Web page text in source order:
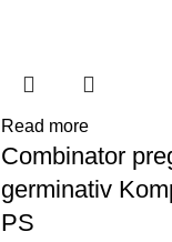
Read more
Combinator
germinativ
PS